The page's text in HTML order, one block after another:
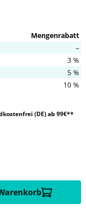
Mengenrabatt
–
3 %
5 %
10 %
(DE) ab 99€**